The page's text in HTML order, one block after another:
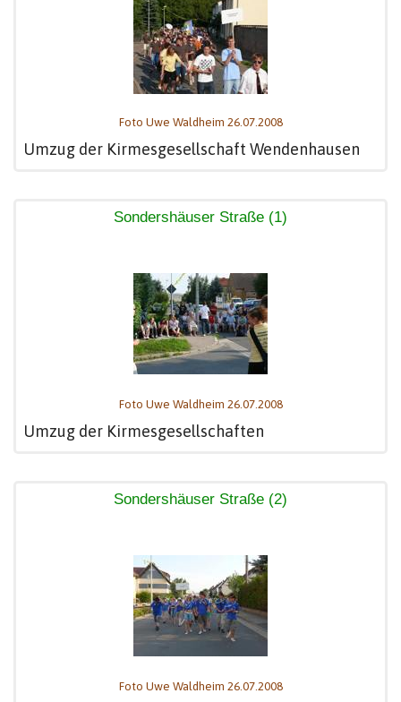
Foto Uwe Waldheim 26.07.2008
Umzug der Kirmesgesellschaft Wendenhausen
Sondershäuser Straße (1)
Foto Uwe Waldheim 26.07.2008
Umzug der Kirmesgesellschaften
Sondershäuser Straße (2)
Foto Uwe Waldheim 26.07.2008